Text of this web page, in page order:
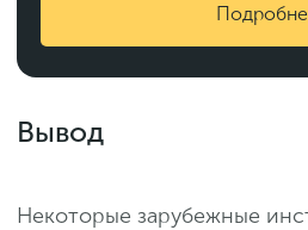
Вывод
Некоторые зарубежные